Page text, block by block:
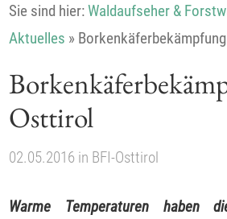
Sie sind hier:Waldaufseher &
Aktuelles »
Osttirol
02.05.2016 in BFI-Osttirol
Warme Temperaturen haben